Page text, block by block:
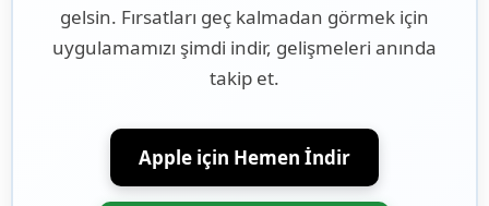
gelsin. Fırsatları geç kalmadan görmek için
uygulamamızı şimdi indir, gelişmeleri anında
takip et.
Apple için Hemen İndir